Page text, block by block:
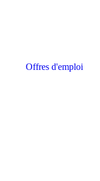
Offres d'emploi